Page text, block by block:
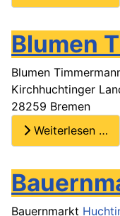
Blumen
Blumen
Kirchhuchtinger
28259 Bremen
Weiterlesen …
Bauernmarkt